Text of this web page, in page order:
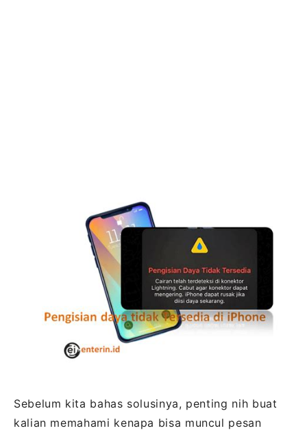
Sebelum kita bahas solusinya, penting nih buat
kalian memahami kenapa bisa muncul pesan